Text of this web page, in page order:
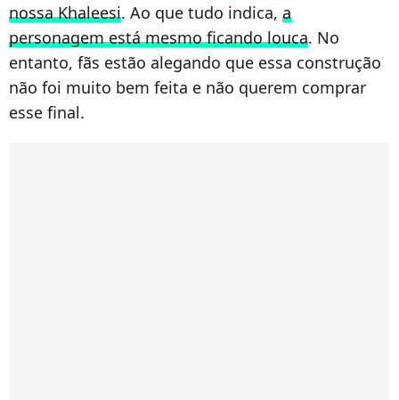
nossa Khaleesi. Ao que tudo indica, a
personagem está mesmo ficando louca. No
entanto, fãs estão alegando que essa construção
não foi muito bem feita e não querem comprar
esse final.